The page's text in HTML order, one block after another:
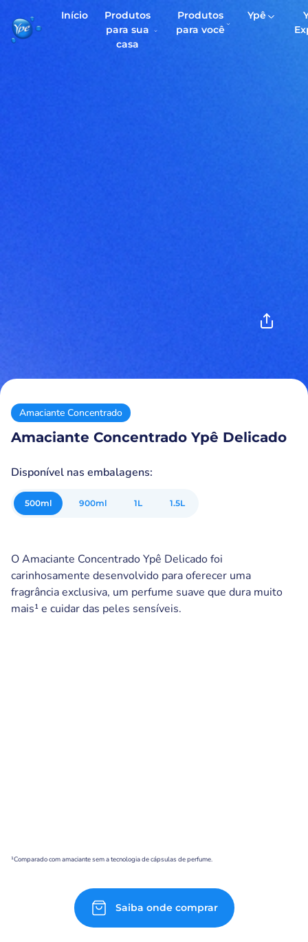
Início
Produtos
para sua
casa
Produtos
para você
Ypê
Amaciante Concentrado
Amaciante Concentrado Ypê Delicado
Disponível nas embalagens:
500ml 900ml 1L 1.5L
O Amaciante Concentrado Ypê Delicado foi
carinhosamente desenvolvido para oferecer uma
fragrância exclusiva, um perfume suave que dura muito
mais¹ e cuidar das peles sensíveis.
¹Comparado com amaciante sem a tecnologia de cápsulas de perfume.
Saiba onde comprar